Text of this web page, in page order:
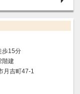
歩15分
階建
月吉町47-1